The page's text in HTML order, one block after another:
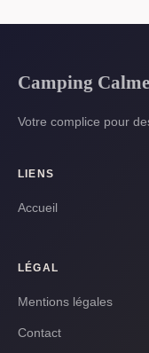
Camping Calme
Votre complice pour
LIENS
Accueil
LÉGAL
Mentions légales
Contact